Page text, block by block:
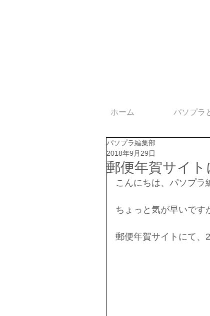
ホーム パソプラ
郵便年賀サイト
パソプラ編集部
2018年9月29日
こんにちは、パソプラ
ちょっと気が早いです
郵便年賀サイトにて、